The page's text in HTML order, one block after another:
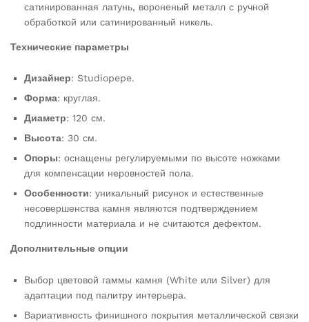
сатинированная латунь, вороненый металл с ручной
обработкой или сатинированный никель.
Технические параметры
Дизайнер: Studiopepe.
Форма: круглая.
Диаметр: 120 см.
Высота: 30 см.
Опоры: оснащены регулируемыми по высоте ножками
для компенсации неровностей пола.
Особенности: уникальный рисунок и естественные
несовершенства камня являются подтверждением
подлинности материала и не считаются дефектом.
Дополнительные опции
Выбор цветовой гаммы камня (White или Silver) для
адаптации под палитру интерьера.
Вариативность финишного покрытия металлической связки